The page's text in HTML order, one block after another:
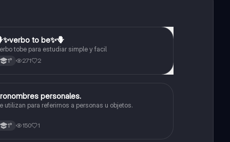
Inglés to be✨️🪻
tobe para estudiar simple y facil
1° 271 2
Inglés personales.
utilizan para referirnos a personas u objetos.
1° 150 1